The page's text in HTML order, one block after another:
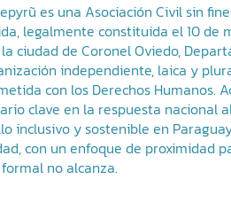
es una Asociación Civil sin
legalmente constituida el 10 de
ciudad de Coronel Oviedo,
independiente, laica y
con los Derechos Humanos.
clave en la respuesta nacional
inclusivo y sostenible en
con un enfoque de proximidad
no alcanza.